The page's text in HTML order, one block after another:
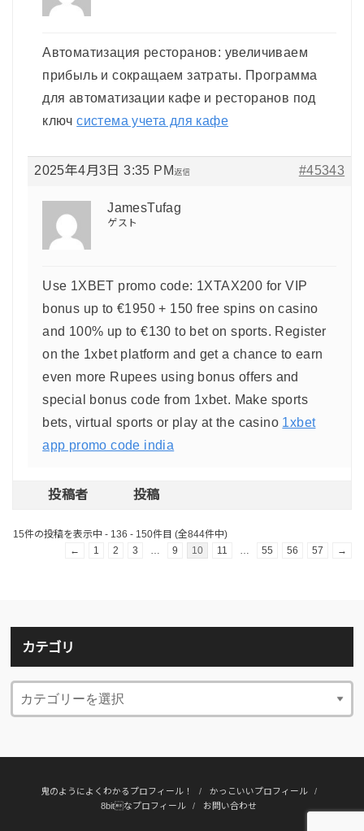
Автоматизация ресторанов: увеличиваем
прибыль и сокращаем затраты. Программа
для автоматизации кафе и ресторанов под
ключсистема учета для кафе
2025年4月3日 3:35 PM #45343
返信
JamesTufag
ゲスト
Use 1XBET promo code: 1XTAX200 for VIP
bonus up to €1950 + 150 free spins on casino
and 100% up to €130 to bet on sports. Register
on the 1xbet platform and get a chance to earn
even more Rupees using bonus offers and
special bonus code from 1xbet. Make sports
bets, virtual sports or play at the casino 1xbet
app promo code india
投稿者 投稿
15件の投稿を表示中 - 136 - 150件目 (全844件中)
←
1 2 3 9 10 11 55 56 57 →
カテゴリ
鬼のようによくわかるプロフィール！
かっこいいプロフィール
8bitなプロフィール
お問い合わせ